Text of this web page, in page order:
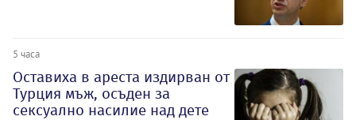
5 часа
Оставиха в ареста издирван от
Турция мъж, осъден за
сексуално насилие над дете